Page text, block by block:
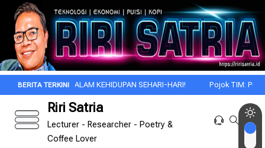
EFFECT DALAM KEHIDUPAN SEHARI-HARI! Pojok TIM: Puisi dan
Riri Satria
Lecturer - Researcher - Poetry &
Coffee Lover